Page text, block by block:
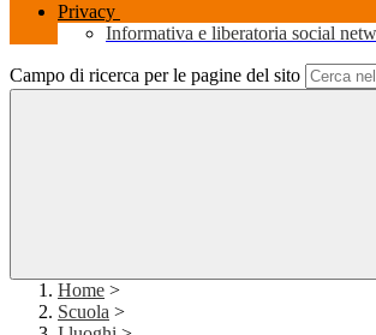
Privacy
Informativa e liberatoria social
Campo di ricerca per le pagine del sito
Home >
Scuola >